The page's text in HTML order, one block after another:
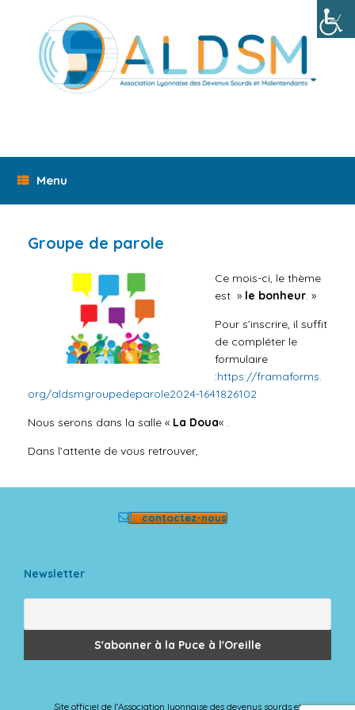
Menu
Groupe de parole
Ce mois-ci, le thème
est » le bonheur. »
Pour s’inscrire, il suffit
de compléter le
formulaire
:https://framaforms.
org/aldsmgroupedeparole2024-1641826102
Nous serons dans la salle « La Doua« .
Dans l’attente de vous retrouver,
contactez-nous
Newsletter
Site officiel de l'Association lyonnaise des devenus sourds et